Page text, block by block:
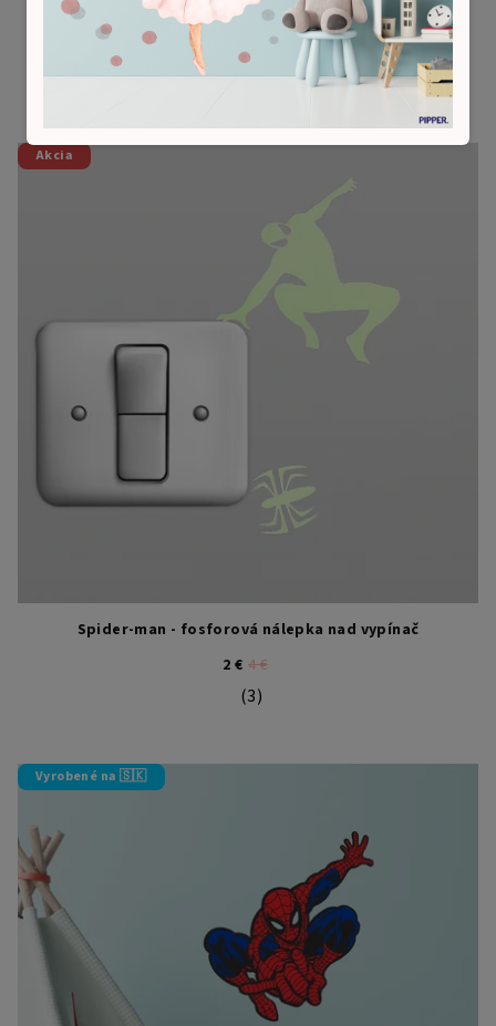
Súvisiaci tovar
Akcia
Spider-man - fosforová nálepka nad vypínač
2 € 4 €
Priemerné hodnotenie produktu
(3)
Vyrobené na 🇸🇰